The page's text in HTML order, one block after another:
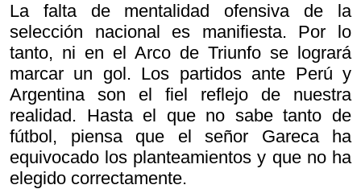
La falta de mentalidad ofensiva de la
selección nacional es manifiesta. Por lo
tanto, ni en el Arco de Triunfo se logrará
marcar un gol. Los partidos ante Perú y
Argentina son el fiel reflejo de nuestra
realidad. Hasta el que no sabe tanto de
fútbol, piensa que el señor Gareca ha
equivocado los planteamientos y que no ha
elegido correctamente.